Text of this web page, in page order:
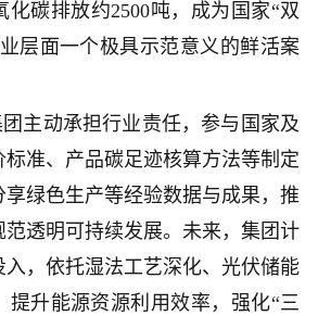
化碳排放约2500吨，成为国家“双
层面一个极具示范意义的鲜活案
主动承担行业责任，参与国家及
准、产品碳足迹核算方法等制定
绿色生产等经验数据与成果，推
范透明可持续发展。未来，集团计
，依托湿法工艺深化、光伏储能
提升能源资源利用效率，强化“三